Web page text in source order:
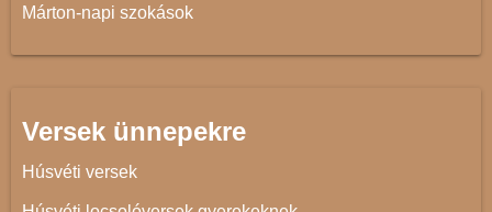
Márton-napi szokások
Versek ünnepekre
Húsvéti versek